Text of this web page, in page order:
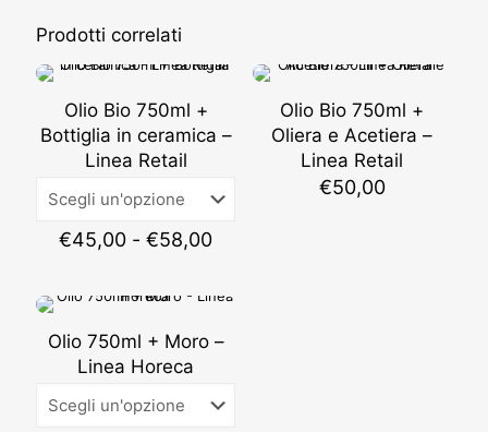
Prodotti correlati
Olio Bio 750ml +
Bottiglia in ceramica –
Linea Retail
€45,00 - €58,00Fascia
da
a
Olio Bio 750ml +
Oliera e Acetiera –
Linea Retail
€50,00
Olio 750ml + Moro –
Linea Horeca